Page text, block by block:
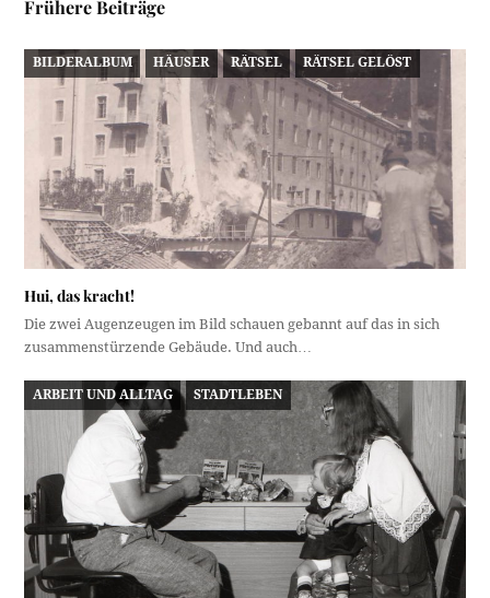
Frühere Beiträge
BILDERALBUM HÄUSER RÄTSEL RÄTSEL GELÖST
Hui, das kracht!
Die zwei Augenzeugen im Bild schauen gebannt auf das in sich
zusammenstürzende Gebäude. Und auch…
ARBEIT UND ALLTAG STADTLEBEN